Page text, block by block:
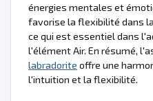
énergies mentales et
favorise la flexibilité dans
ce qui est essentiel dans
l'élément Air. En résumé,
labradorite offre une
l'intuition et la flexibilité.